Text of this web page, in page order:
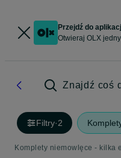
Przejdź do
Otwieraj OLX
Znajdź coś
Filtry·2